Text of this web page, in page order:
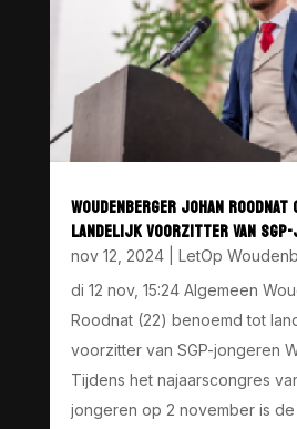
WOUDENBERGER JOHAN
LANDELIJK VOORZITTER VAN
nov 12, 2024| LetOp
di 12 nov, 15:24 Algemeen
Roodnat (22) benoemd tot
voorzitter van SGP-jongeren
Tijdens het najaarscongres
jongeren op 2 november is de